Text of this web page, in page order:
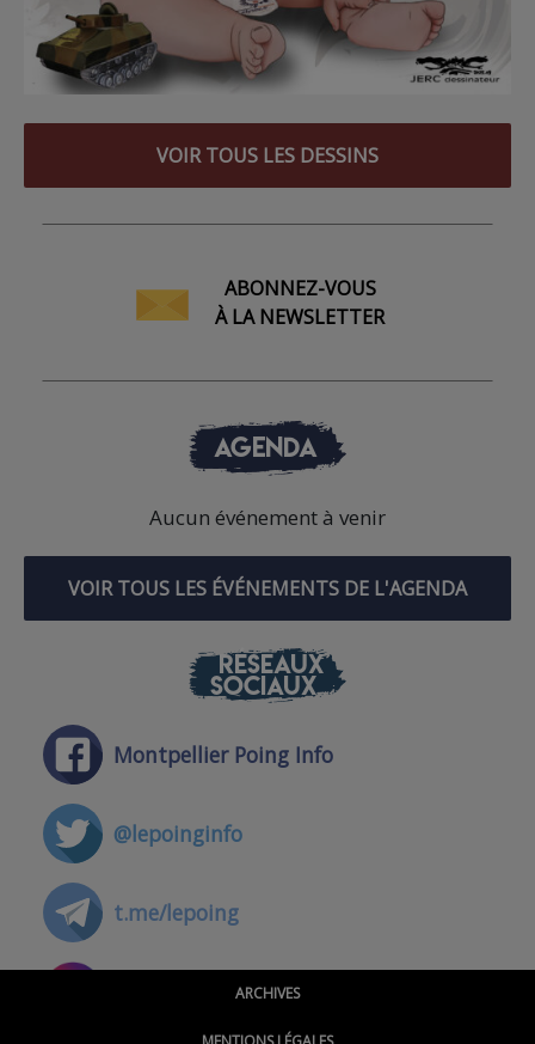
VOIR TOUS LES DESSINS
ABONNEZ-VOUS
À LA NEWSLETTER
AGENDA
Aucun événement à venir
VOIR TOUS LES ÉVÉNEMENTS DE L'AGENDA
RÉSEAUX
SOCIAUX
Montpellier Poing Info
@lepoinginfo
t.me/lepoing
@montpellierpoinginfo
ARCHIVES